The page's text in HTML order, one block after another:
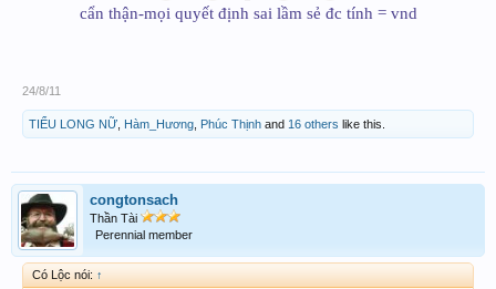
cẩn thận-mọi quyết định sai lầm sẻ đc tính = vnd
24/8/11
TIỂU LONG NỮ Hàm_Hương Phúc Thịnh and 16 others like this.
congtonsach
Thần Tài
Perennial member
Có Lộc nói: ↑